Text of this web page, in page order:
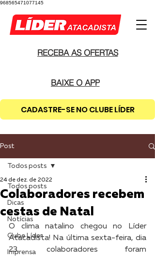
968565471077145
RECEBA AS OFERTAS
BAIXE O APP
CADASTRE-SE NO CLUBE LÍDER
Post
Todos posts
Dicas
Notícias
Clube Líder
Imprensa
Todos posts
Colaboradores recebem
cestas de Natal
24 de dez. de 2022
O clima natalino chegou no Líder
Atacadista! Na última sexta-feira, dia
23, colaboradores foram